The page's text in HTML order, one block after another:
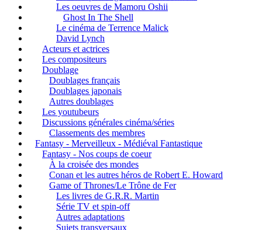
Les oeuvres de Mamoru Oshii
Ghost In The Shell
Le cinéma de Terrence Malick
David Lynch
Acteurs et actrices
Les compositeurs
Doublage
Doublages français
Doublages japonais
Autres doublages
Les youtubeurs
Discussions générales cinéma/séries
Classements des membres
Fantasy - Merveilleux - Médiéval Fantastique
Fantasy - Nos coups de coeur
À la croisée des mondes
Conan et les autres héros de Robert E. Howard
Game of Thrones/Le Trône de Fer
Les livres de G.R.R. Martin
Série TV et spin-off
Autres adaptations
Sujets transversaux